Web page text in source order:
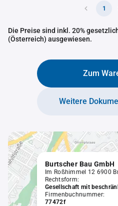
1
Die Preise sind inkl. 20%
(Österreich) ausgewiesen.
Zum
Weitere
Burtscher Bau GmbH
Im Roßhimmel 12 6900
Rechtsform:
Gesellschaft mit
Firmenbuchnummer:
77472f